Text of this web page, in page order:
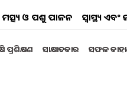
ମତ୍ସ୍ୟ ଓ ପଶୁ ପାଳନ ସ୍ୱାସ୍ଥ୍ୟ
ପ୍ରଶିକ୍ଷଣ ସାକ୍ଷାତକାର ସଫଳ